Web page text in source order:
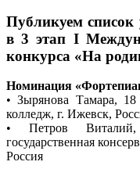
Публикуем
в 3 этап I
конкурса «На
Номинация
• Зырянова Тамара, 18
колледж, г. Ижевск,
• Петров Виталий,
государственная
Россия